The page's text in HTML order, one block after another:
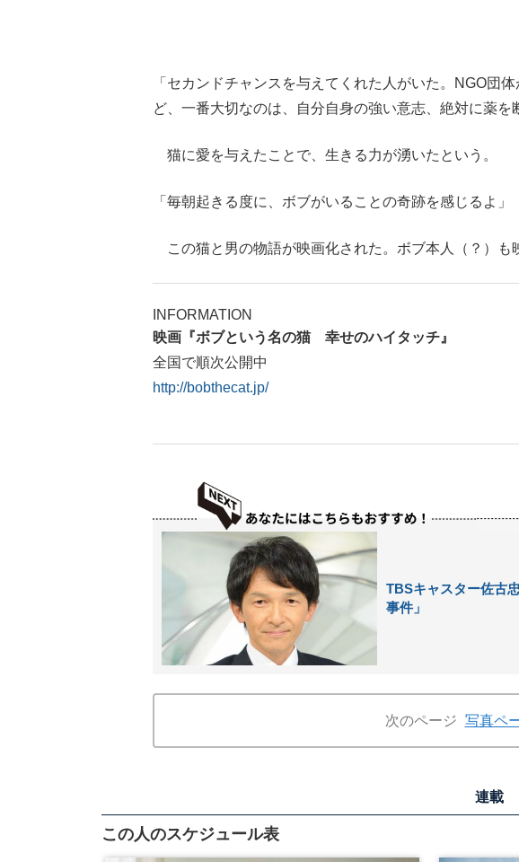
「セカンドチャンスを与えてくれた人がいた。NGO団
ど、一番大切なのは、自分自身の強い意志、絶対に薬を
猫に愛を与えたことで、生きる力が湧いたという。
「毎朝起きる度に、ボブがいることの奇跡を感じるよ」
この猫と男の物語が映画化された。ボブ本人（？）も
INFORMATION
映画『ボブという名の猫 幸せのハイタッチ』
全国で順次公開中
http://bobthecat.jp/
TBSキャスター佐古
事件」
次のページ 写真ペ
連載
この人のスケジュール表